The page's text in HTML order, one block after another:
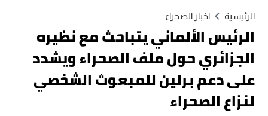
الرئيسية اخبار الصحراء
الرئيس الألماني يتباحث مع نظيره
الجزائري حول ملف الصحراء ويشدد
على دعم برلين للمبعوث الشخصي
لنزاع الصحراء